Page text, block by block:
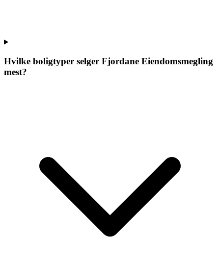
Hvilke boligtyper selger Fjordane Eiendomsmegling
mest?